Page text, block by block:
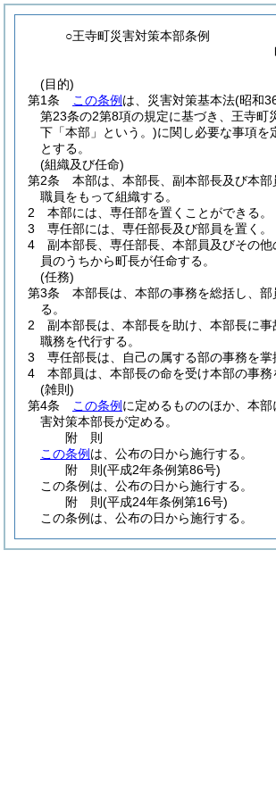
○王寺町災害対策本部条例
(目的)
第1条
この条例 は、災害対策基本法(昭和
第23条の2第8項の規定に基づき、王寺町
下「本部」という。)に関し必要な事項を
とする。
(組織及び任命)
第2条
本部は、本部長、副本部長及び本
職員をもって組織する。
2
本部には、専任部を置くことができる。
3
専任部には、専任部長及び部員を置く。
4
副本部長、専任部長、本部員及びその
員のうちから町長が任命する。
(任務)
第3条
本部長は、本部の事務を総括し、部
る。
2
副本部長は、本部長を助け、本部長に
職務を代行する。
3
専任部長は、自己の属する部の事務を掌
4
本部員は、本部長の命を受け本部の事務
(雑則)
第4条
この条例 に定めるもののほか、本
害対策本部長が定める。
附 則
この条例 は、公布の日から施行する。
附 則(平成2年条例第86号)
この条例は、公布の日から施行する。
附 則(平成24年条例第16号)
この条例は、公布の日から施行する。